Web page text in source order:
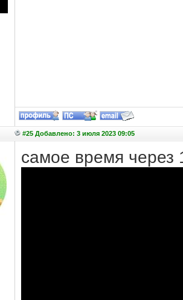
#25 Добавлено: 3 июля 2023 09:05
самое время через